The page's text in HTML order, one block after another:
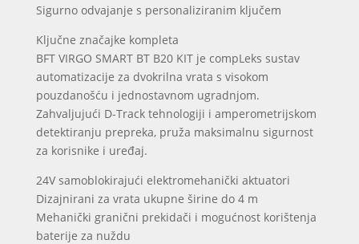
Sigurno odvajanje s personaliziranim ključem
Ključne značajke kompleta
BFT VIRGO SMART BT B20 KIT je compLeks sustav
automatizacije za dvokrilna vrata s visokom
pouzdanošću i jednostavnom ugradnjom.
Zahvaljujući D-Track tehnologiji i amperometrijskom
detektiranju prepreka, pruža maksimalnu sigurnost
za korisnike i uređaj.
24V samoblokirajući elektromehanički aktuatori
Dizajnirani za vrata ukupne širine do 4 m
Mehanički granični prekidači i mogućnost korištenja
baterije za nuždu